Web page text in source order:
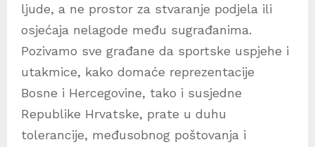
ljude, a ne prostor za stvaranje podjela ili
osjećaja nelagode među sugrađanima.
Pozivamo sve građane da sportske uspjehe i
utakmice, kako domaće reprezentacije
Bosne i Hercegovine, tako i susjedne
Republike Hrvatske, prate u duhu
tolerancije, međusobnog poštovanja i